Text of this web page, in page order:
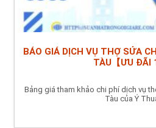
BÁO GIÁ DỊCH VỤ THỢ SỬA
TÀU【ƯU ĐÃI
Bảng giá tham khảo chi phí dịch vụ
Tàu của Ý